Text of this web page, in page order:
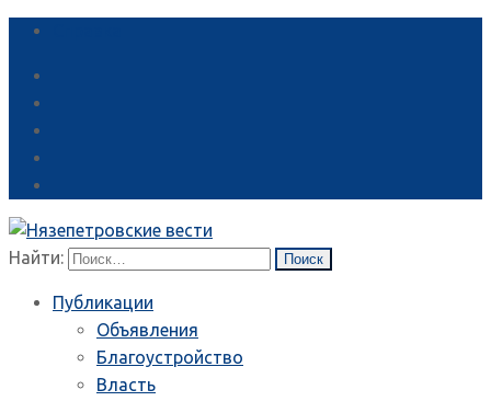
Найти:
Публикации
Объявления
Благоустройство
Власть